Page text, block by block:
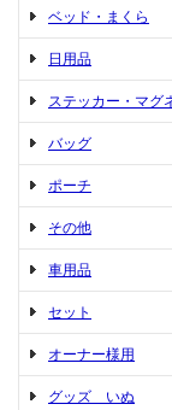
ベッド・まくら
日用品
ステッカー・マグ
バッグ
ポーチ
その他
車用品
セット
オーナー様用
グッズ いぬ